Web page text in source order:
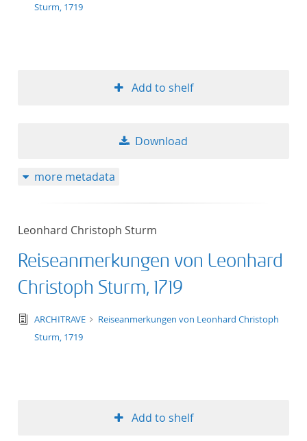
Sturm, 1719
Add to shelf
Download
more metadata
Leonhard Christoph Sturm
Reiseanmerkungen von Leonhard
Christoph Sturm, 1719
text/tg.edition+tg.aggregation+xml
ARCHITRAVE
Reiseanmerkungen von Leonhard Christoph
Sturm, 1719
Add to shelf